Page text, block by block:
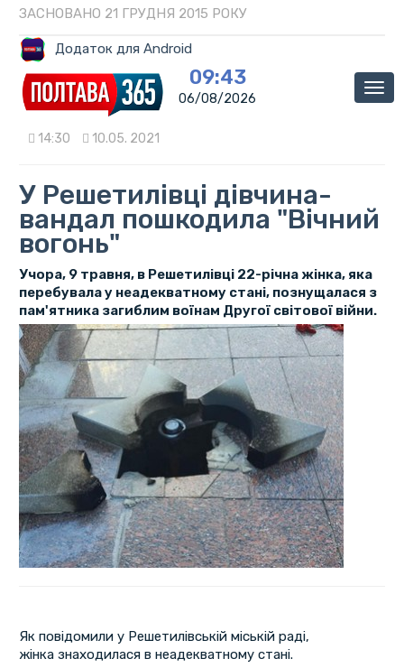
ЗАСНОВАНО 21 ГРУДНЯ 2015 РОКУ
Додаток для Android
09:43
06/08/2026
14:30 10.05. 2021
У Решетилівці дівчина-
вандал пошкодила "Вічний
вогонь"
Учора, 9 травня, в Решетилівці 22-річна жінка, яка
перебувала у неадекватному стані, познущалася з
пам'ятника загиблим воїнам Другої світової війни.
Як повідомили у Решетилівській міській раді,
жінка знаходилася в неадекватному стані.